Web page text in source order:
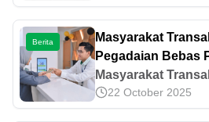
Predikat Most
Berita
Masyarakat
Pegadaian Bebas
Masyarakat
Pegadaian Bebas
22 October 2025